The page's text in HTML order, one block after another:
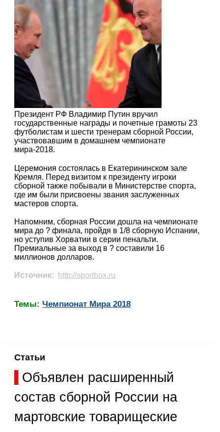
Президент РФ Владимир Путин вручил
государственные награды и почетные грамоты 23
футболистам и шести тренерам сборной России,
участвовавшим в домашнем чемпионате
мира-2018.
Церемония состоялась в Екатерининском зале
Кремля. Перед визитом к президенту игроки
сборной также побывали в Министерстве спорта,
где им были присвоены звания заслуженных
мастеров спорта.
Напомним, сборная России дошла на чемпионате
мира до ? финала, пройдя в 1/8 сборную Испании,
но уступив Хорватии в серии пенальти.
Премиальные за выход в ? составили 16
миллионов долларов.
Источник: http://sportbox.ru
Темы: Чемпионат Мира 2018
Статьи
Объявлен расширенный
состав сборной России на
мартовские товарищеские